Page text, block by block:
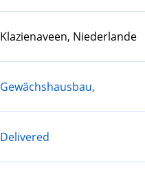
Klazienaveen, Niederlande
Gewächshausbau,
Delivered